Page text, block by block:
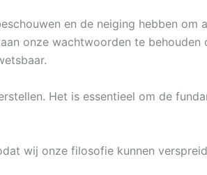
en de neiging hebben
​​onze wachtwoorden te
Het is essentieel om de
wij onze filosofie kunnen